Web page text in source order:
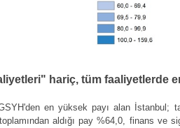
hariç, tüm faaliyetlerde
en yüksek payı alan İstanbul;
aldığı pay %64,0, finans ve